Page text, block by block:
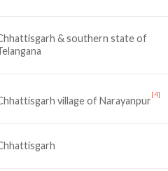
& southern state of
village of Narayanpur
[4]